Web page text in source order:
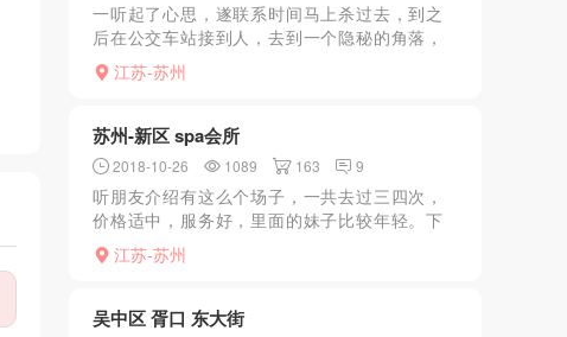
一听起了心思，遂联系时间马上杀过去，到之
后在公交车站接到人，去到一个隐秘的角落，
直接在车里开始，妹子技术还可以，10分钟出
货，备注，约这妹子必须自驾车上口，没车不
江苏-苏州
苏州-新区 spa会所
2018-10-26 1089 163 9
听朋友介绍有这么个场子，一共去过三四次，
价格适中，服务好，里面的妹子比较年轻。下
面开始我的表演。第一次去，被前台接上楼，
前台帮我叫了一个试钟，先洗澡，妹子铺床，
江苏-苏州
吴中区 胥口 东大街